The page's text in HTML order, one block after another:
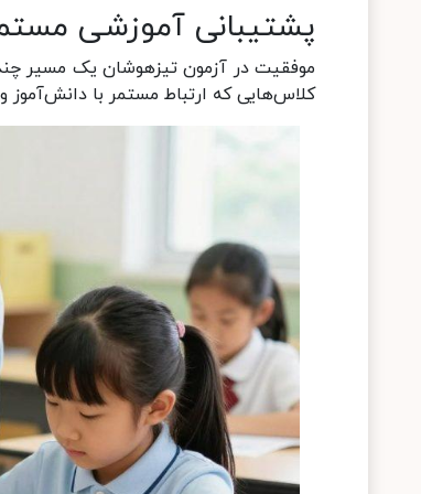
پشتیبانی آموزشی
موفقیت در آزمون تیزهوشان یک مسیر
کلاس‌هایی که ارتباط مستمر با دانش‌آموز